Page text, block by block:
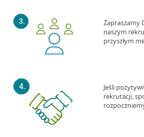
Zapraszamy
naszym
przyszłym
Jeśli
rekrutacji,